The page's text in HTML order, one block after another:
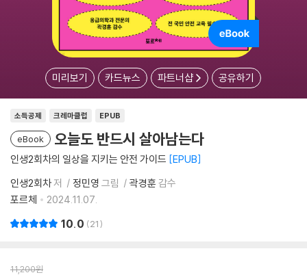
미리보기 카드뉴스 파트너샵 공유하기
소득공제 크레마클럽 EPUB
eBook 오늘도 반드시 살아남는다
인생2회차의 일상을 지키는 안전 가이드 EPUB
인생2회차저 정민영 그림 곽경훈 감수
포르체
2024.11.07.
10.0 21
11,200원